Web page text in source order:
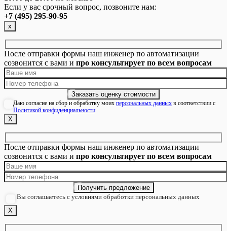
Если у вас срочный вопрос, позвоните нам:
+7 (495) 295-90-95
х
После отправки формы наш инженер по автоматизации
созвонится с вами и про консультирует по всем вопросам
Даю согласие на сбор и обработку моих персональных данных в соответствии с
Политикой конфиденциальности
Х
После отправки формы наш инженер по автоматизации
созвонится с вами и про консультирует по всем вопросам
Вы соглашаетесь с условиями обработки персональных данных
Х